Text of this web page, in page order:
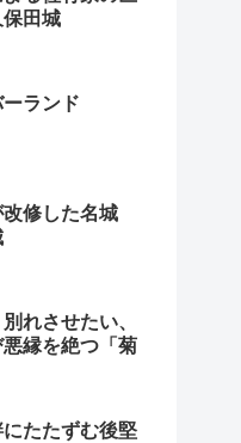
田城
ランド
改修した名城
れさせたい、
悪縁を絶つ「菊
たたずむ後堅